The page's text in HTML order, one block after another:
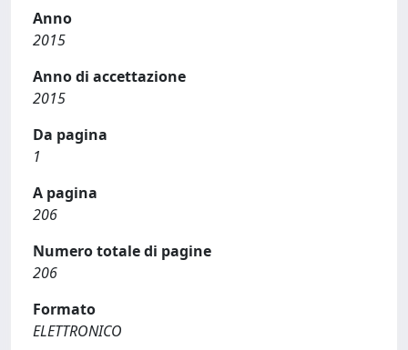
Anno
2015
Anno di accettazione
2015
Da pagina
1
A pagina
206
Numero totale di pagine
206
Formato
ELETTRONICO